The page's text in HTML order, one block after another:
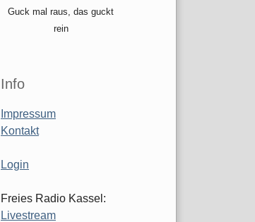
Guck mal raus, das guckt
rein
Info
Impressum
Kontakt
Login
Freies Radio Kassel:
Livestream